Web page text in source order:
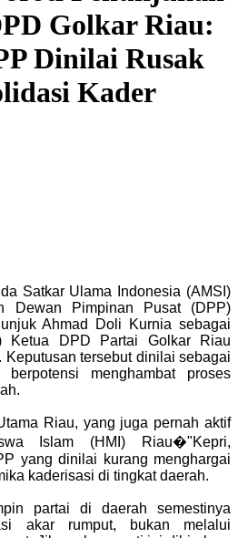
Golkar Riau:
Dinilai Rusak
Kader
Satkar Ulama Indonesia (AMSI)
Dewan Pimpinan Pusat (DPP)
Ahmad Doli Kurnia sebagai
Ketua DPD Partai Golkar Riau
Keputusan tersebut dinilai sebagai
menghambat proses
Riau, yang juga pernah aktif
Islam (HMI) Riau�"Kepri,
yang dinilai kurang menghargai
kaderisasi di tingkat daerah.
partai di daerah semestinya
akar rumput, bukan melalui